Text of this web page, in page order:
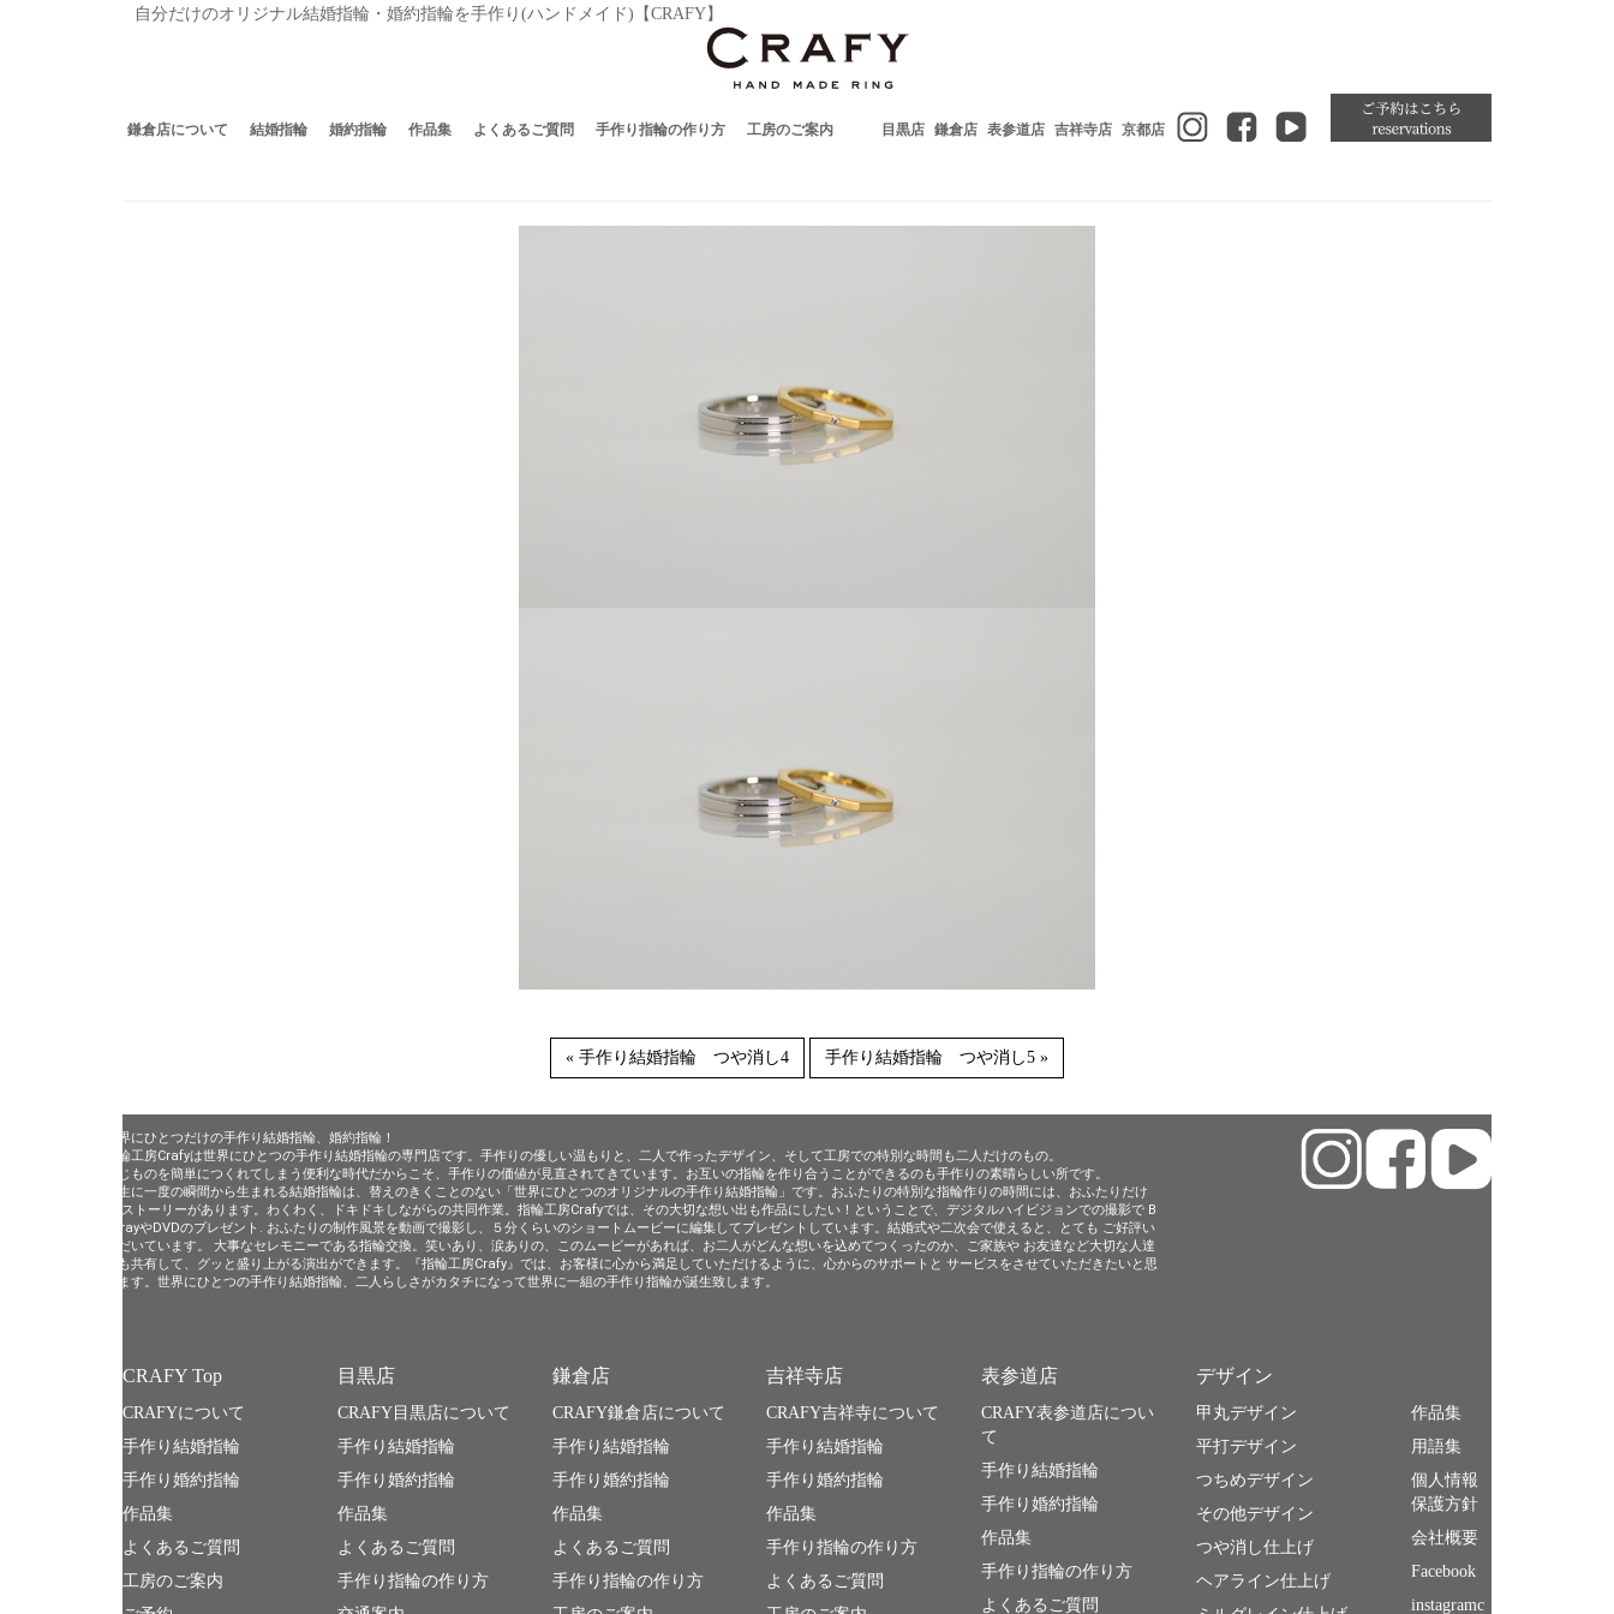
自分だけのオリジナル結婚指輪・婚約指輪を手作り(ハンドメイド)【CRAFY】
鎌倉店について 結婚指輪 婚約指輪 作品集 よくあるご質問 手作り指輪の作り方 工房のご案内 目黒店 鎌倉店 表参道店 吉祥寺店 京都店
« 手作り結婚指輪 つや消し4 手作り結婚指輪 つや消し5 »
世界にひとつだけの手作り結婚指輪、婚約指輪！
指輪工房Crafyは世界にひとつの手作り結婚指輪の専門店です。手作りの優しい温もりと、二人で作ったデザイン、そして工房での特別な時間も二人だけのもの。
同じものを簡単につくれてしまう便利な時代だからこそ、手作りの価値が見直されてきています。お互いの指輪を作り合うことができるのも手作りの素晴らしい所です。
一生に一度の瞬間から生まれる結婚指輪は、替えのきくことのない「世界にひとつのオリジナルの手作り結婚指輪」です。おふたりの特別な指輪作りの時間には、おふたりだけ
の ストーリーがあります。わくわく、ドキドキしながらの共同作業。指輪工房Crafyでは、その大切な想い出も作品にしたい！ということで、デジタルハイビジョンでの撮影で B
lu-rayやDVDのプレゼント. おふたりの制作風景を動画で撮影し、５分くらいのショートムービーに編集してプレゼントしています。結婚式や二次会で使えると、とても ご好評い
ただいています。 大事なセレモニーである指輪交換。笑いあり、涙ありの、このムービーがあれば、お二人がどんな想いを込めてつくったのか、ご家族や お友達など大切な人達
とも共有して、グッと盛り上がる演出ができます。『指輪工房Crafy』では、お客様に心から満足していただけるように、心からのサポートと サービスをさせていただきたいと思
います。世界にひとつの手作り結婚指輪、二人らしさがカタチになって世界に一組の手作り指輪が誕生致します。
CRAFY Top
CRAFYについて
手作り結婚指輪
手作り婚約指輪
作品集
よくあるご質問
工房のご案内
目黒店
CRAFY目黒店について
手作り結婚指輪
手作り婚約指輪
作品集
よくあるご質問
手作り指輪の作り方
鎌倉店
CRAFY鎌倉店について
手作り結婚指輪
手作り婚約指輪
作品集
よくあるご質問
手作り指輪の作り方
吉祥寺店
CRAFY吉祥寺について
手作り結婚指輪
手作り婚約指輪
作品集
手作り指輪の作り方
よくあるご質問
表参道店
CRAFY表参道店につい
て
手作り結婚指輪
手作り婚約指輪
作品集
手作り指輪の作り方
よくあるご質問
デザイン
甲丸デザイン
平打デザイン
つちめデザイン
その他デザイン
つや消し仕上げ
ヘアライン仕上げ
作品集
用語集
個人情報
保護方針
会社概要
Facebook
instagramc